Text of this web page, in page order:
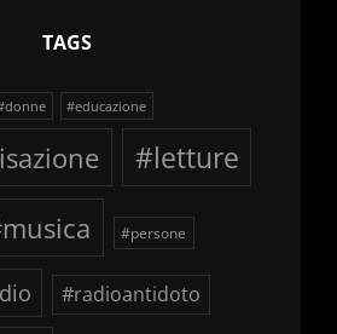
TAGS
#educazione
#letture
#persone
#radioantidoto